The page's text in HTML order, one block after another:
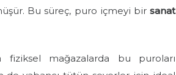
Bu süreç, puro içmeyi bir sanat
mağazalarda bu puroları